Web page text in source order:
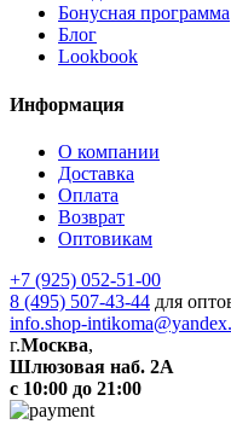
Бонусная программа
Блог
Lookbook
Информация
О компании
Доставка
Оплата
Возврат
Оптовикам
+7 (925) 052-51-00
8 (495) 507-43-44 для
info.shop-
г.Москва,
Шлюзовая наб. 2А
с 10:00 до 21:00